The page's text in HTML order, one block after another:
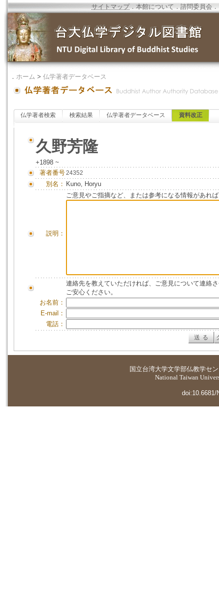
サイトマップ．本館について ．諮問委員会 ．
． ホーム > 仏学著者データベース
仏学著者検索 検索結果 仏学著者データベース 資料改正
久野芳隆
+1898 ~
著者番号24352
別名： Kuno, Horyu
説明：
ご意見やご指摘など、または参考になる情報があれ
連絡先を教えていただければ、ご意見について連絡
ご安心ください。
お名前：
E-mail：
電話：
国立台湾大学文学部仏教学セ
National Taiwan
doi:10.6681/